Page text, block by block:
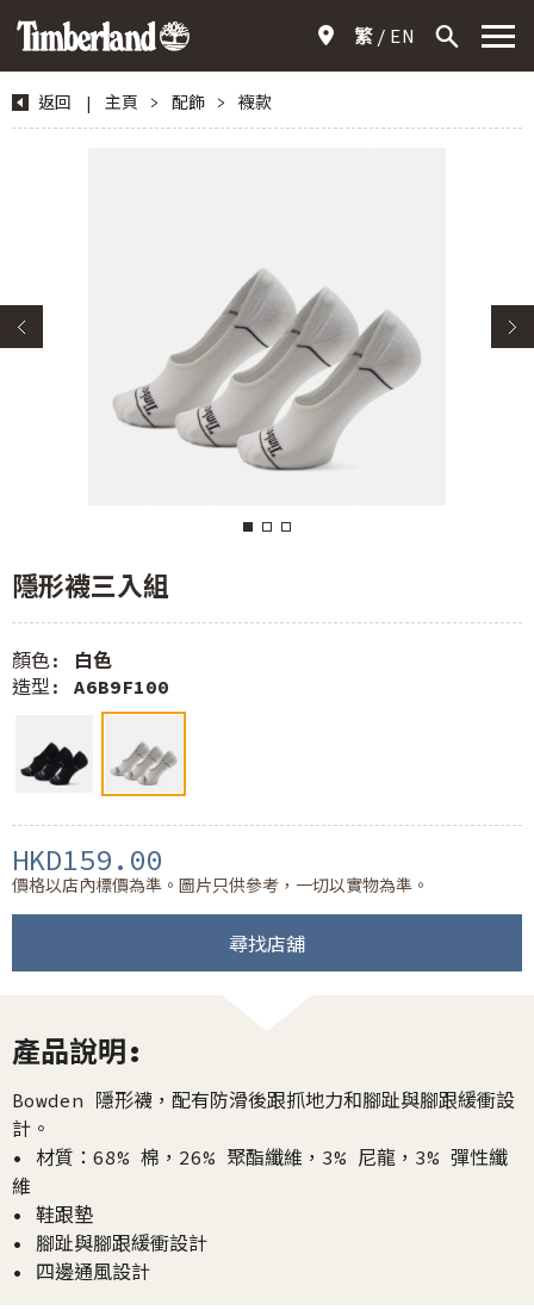
繁 EN
返回 | 主頁 > 配飾 > 襪款
隱形襪三入組
顏色: 白色
造型: A6B9F100
HKD159.00
價格以店內標價為準。圖片只供參考，一切以實物為準。
尋找店舖
產品說明:
Bowden 隱形襪，配有防滑後跟抓地力和腳趾與腳跟緩衝設
計。
• 材質：68% 棉，26% 聚酯纖維，3% 尼龍，3% 彈性纖
維
• 鞋跟墊
• 腳趾與腳跟緩衝設計
• 四邊通風設計